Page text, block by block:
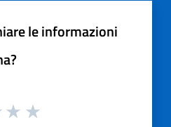
le informazioni